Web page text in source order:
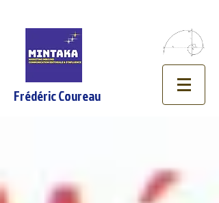
Frédéric Coureau